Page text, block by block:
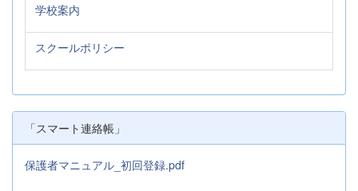
学校案内
スクールポリシー
「スマート連絡帳」
保護者マニュアル_初回登録.pdf